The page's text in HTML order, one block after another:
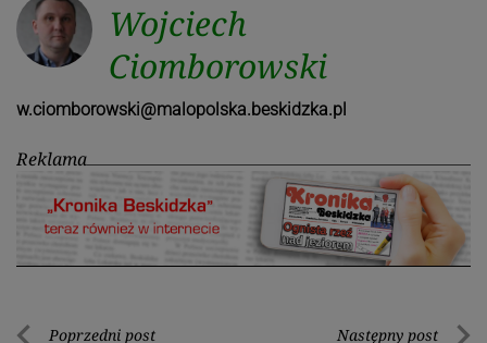
Wojciech
Ciomborowski
w.ciomborowski@malopolska.beskidzka.pl
Reklama
Poprzedni post Następny post